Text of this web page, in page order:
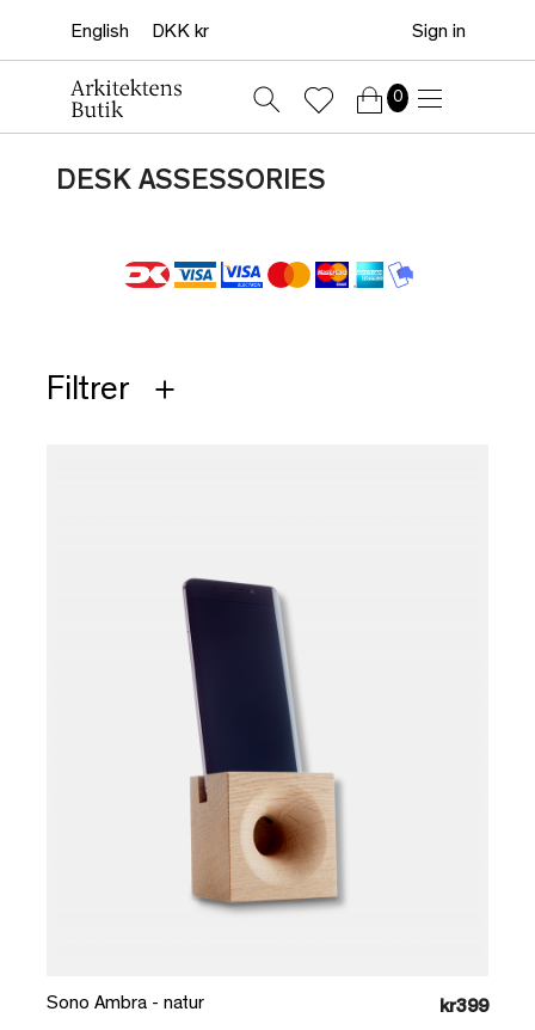
Sign in
0
DESK ASSESSORIES
Filtrer
Sono Ambra - natur kr399